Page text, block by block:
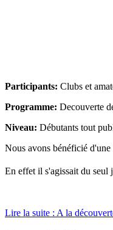
Participants: Clubs et
Programme: Decouverte
Niveau: Débutants tout
Nous avons bénéficié
En effet il s'agissait du seul
Lire la suite : A la